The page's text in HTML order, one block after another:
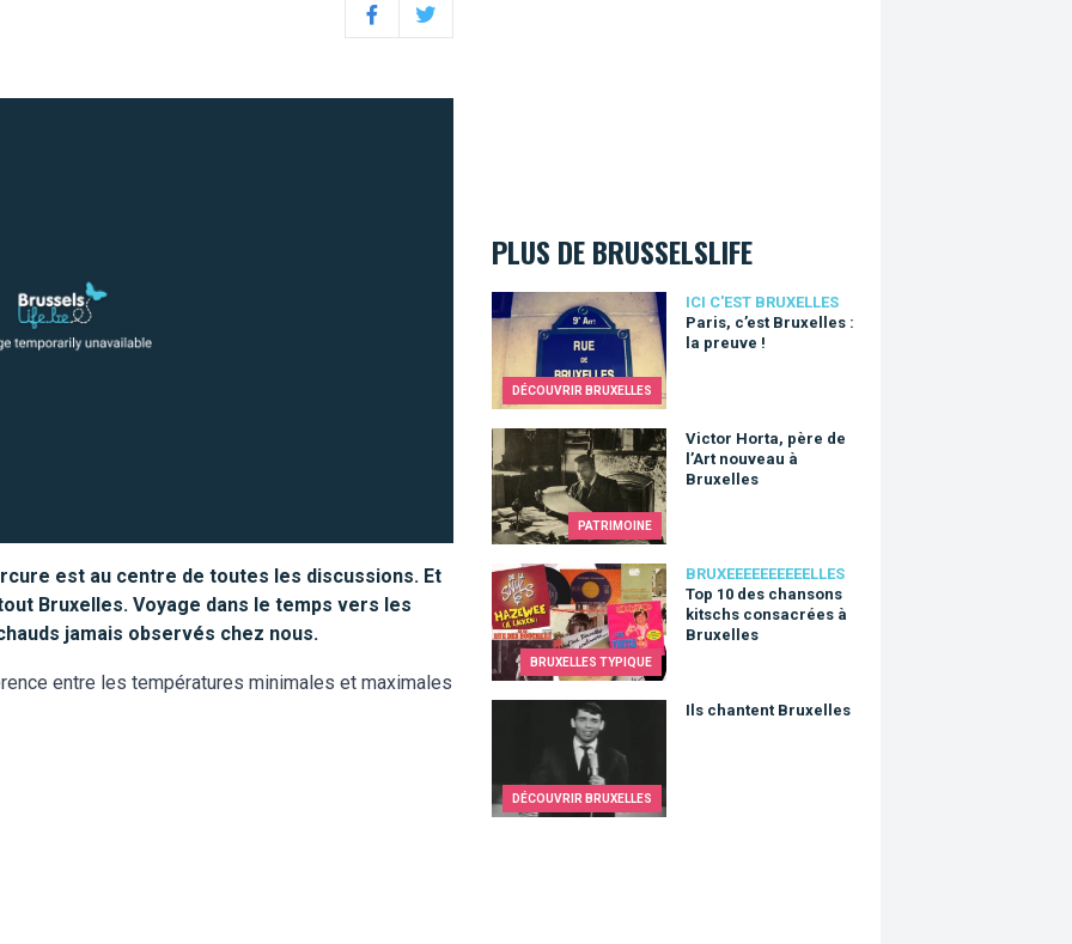
FacebookTwitter
est au centre de toutes les discussions. Et
Bruxelles. Voyage dans le temps vers les
jamais observés chez nous.
entre les températures minimales et maximales
PLUS DE BRUSSELSLIFE
DÉCOUVRIR BRUXELLES
ICI C'EST BRUXELLES
Paris, c’est Bruxelles :
la preuve !
Paris, c’est Bruxelles : la preuve !
PATRIMOINE
Victor Horta, père de
l’Art nouveau à
Bruxelles
Victor Horta, père de l’Art nouveau à Bruxelles
BRUXELLES TYPIQUE
BRUXEEEEEEEEEELLES
Top 10 des chansons
kitschs consacrées à
Bruxelles
Top 10 des chansons kitschs consacrées à Bruxelles
DÉCOUVRIR BRUXELLES
Ils chantent Bruxelles
Ils chantent Bruxelles